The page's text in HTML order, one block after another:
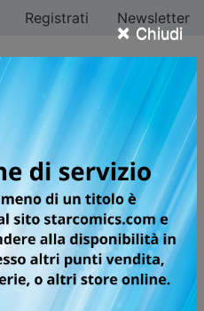
× Chiudi
Registrati Newsletter
per la